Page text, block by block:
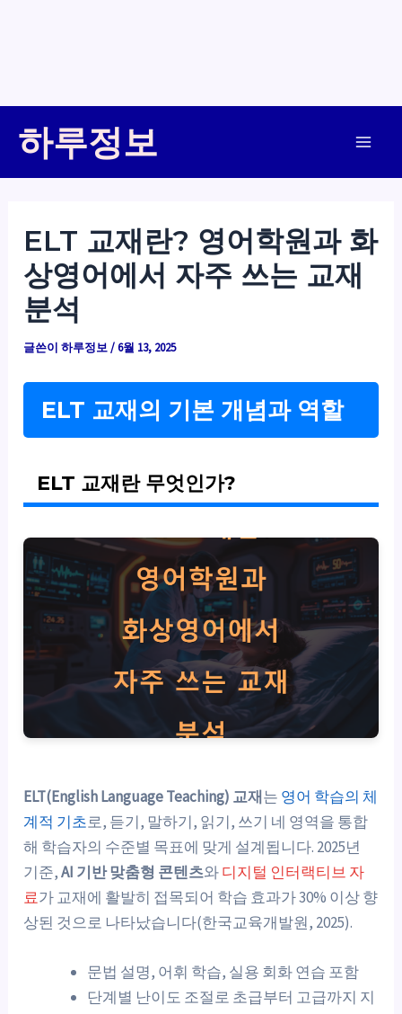
하루정보
ELT 교재란? 영어학원과 화
상영어에서 자주 쓰는 교재
분석
글쓴이하루정보/6월 13, 2025
ELT 교재의 기본 개념과 역할
ELT 교재란 무엇인가?
ELT(English Language Teaching) 교재는 영어 학습의 체
계적 기초로, 듣기, 말하기, 읽기, 쓰기 네 영역을 통합
해 학습자의 수준별 목표에 맞게 설계됩니다. 2025년
기준,AI 기반 맞춤형 콘텐츠와디지털 인터랙티브 자
료가 교재에 활발히 접목되어 학습 효과가 30% 이상 향
상된 것으로 나타났습니다(한국교육개발원, 2025).
문법 설명, 어휘 학습, 실용 회화 연습 포함
단계별 난이도 조절로 초급부터 고급까지 지